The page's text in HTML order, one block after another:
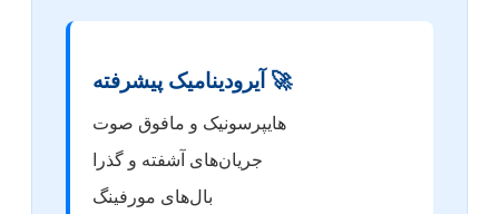
🚀 آیرودینامیک پیشرفته
هایپرسونیک و مافوق صوت
جریان‌های آشفته و گذرا
بال‌های مورفینگ